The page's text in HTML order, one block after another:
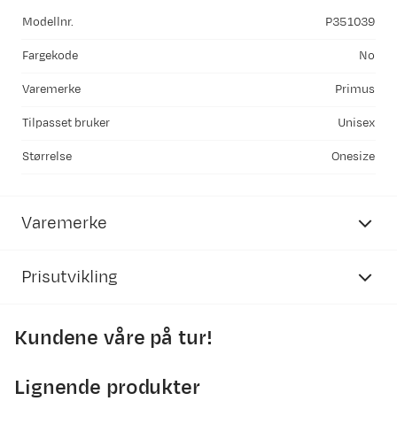
Modellnr. P351039
Fargekode No
Varemerke Primus
Tilpasset bruker Unisex
Størrelse Onesize
Varemerke
Prisutvikling
3000
3500
Kundene våre på tur!
Lignende produkter